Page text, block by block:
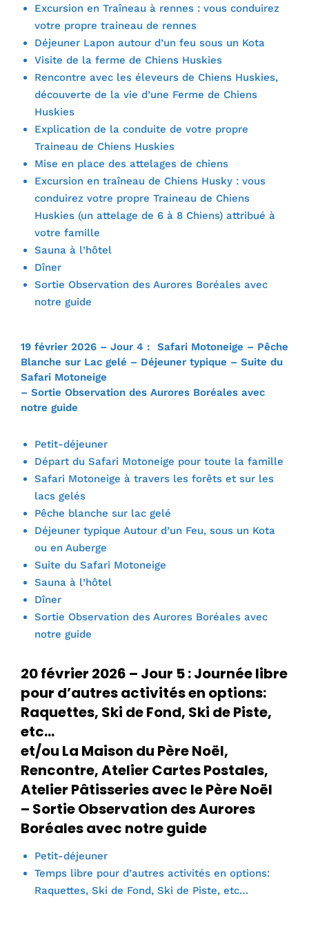
Excursion en Traîneau à rennes : vous conduirez
votre propre traineau de rennes
Déjeuner Lapon autour d’un feu sous un Kota
Visite de la ferme de Chiens Huskies
Rencontre avec les éleveurs de Chiens Huskies,
découverte de la vie d’une Ferme de Chiens
Huskies
Explication de la conduite de votre propre
Traineau de Chiens Huskies
Mise en place des attelages de chiens
Excursion en traîneau de Chiens Husky : vous
conduirez votre propre Traineau de Chiens
Huskies (un attelage de 6 à 8 Chiens) attribué à
votre famille
Sauna à l’hôtel
Dîner
Sortie Observation des Aurores Boréales avec
notre guide
19 février 2026 – Jour 4 : Safari Motoneige – Pêche
Blanche sur Lac gelé – Déjeuner typique – Suite du
Safari Motoneige
– Sortie Observation des Aurores Boréales avec
notre guide
Petit-déjeuner
Départ du Safari Motoneige pour toute la famille
Safari Motoneige à travers les forêts et sur les
lacs gelés
Pêche blanche sur lac gelé
Déjeuner typique Autour d’un Feu, sous un Kota
ou en Auberge
Suite du Safari Motoneige
Sauna à l’hôtel
Dîner
Sortie Observation des Aurores Boréales avec
notre guide
20 février 2026 – Jour 5 : Journée libre
pour d’autres activités en options:
Raquettes, Ski de Fond, Ski de Piste,
etc…
et/ou La Maison du Père Noël,
Rencontre, Atelier Cartes Postales,
Atelier Pâtisseries avec le Père Noël
– Sortie Observation des Aurores
Boréales avec notre guide
Petit-déjeuner
Temps libre pour d’autres activités en options:
Raquettes, Ski de Fond, Ski de Piste, etc…